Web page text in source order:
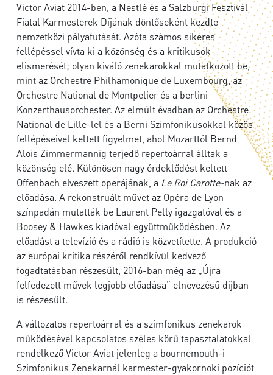
Victor Aviat 2014-ben, a Nestlé és a Salzburgi Fesztivál
Fiatal Karmesterek Díjának döntőseként kezdte
nemzetközi pályafutását. Azóta számos sikeres
fellépéssel vívta ki a közönség és a kritikusok
elismerését; olyan kiváló zenekarokkal mutatkozott be,
mint az Orchestre Philhamonique de Luxembourg, az
Orchestre National de Montpelier és a berlini
Konzerthausorchester. Az elmúlt évadban az Orchestre
National de Lille-lel és a Berni Szimfonikusokkal közös
fellépéseivel keltett figyelmet, ahol Mozarttól Bernd
Alois Zimmermannig terjedő repertoárral álltak a
közönség elé. Különösen nagy érdeklődést keltett
Offenbach elveszett operájának, a Le Roi Carotte-nak az
előadása. A rekonstruált művet az Opéra de Lyon
színpadán mutatták be Laurent Pelly igazgatóval és a
Boosey & Hawkes kiadóval együttműködésben. Az
előadást a televízió és a rádió is közvetítette. A produkció
az európai kritika részéről rendkívül kedvező
fogadtatásban részesült, 2016-ban még az „Újra
felfedezett művek legjobb előadása” elnevezésű díjban
is részesült.
A változatos repertoárral és a szimfonikus zenekarok
működésével kapcsolatos széles körű tapasztalatokkal
rendelkező Victor Aviat jelenleg a bournemouth-i
Szimfonikus Zenekarnál karmester-gyakornoki pozíciót